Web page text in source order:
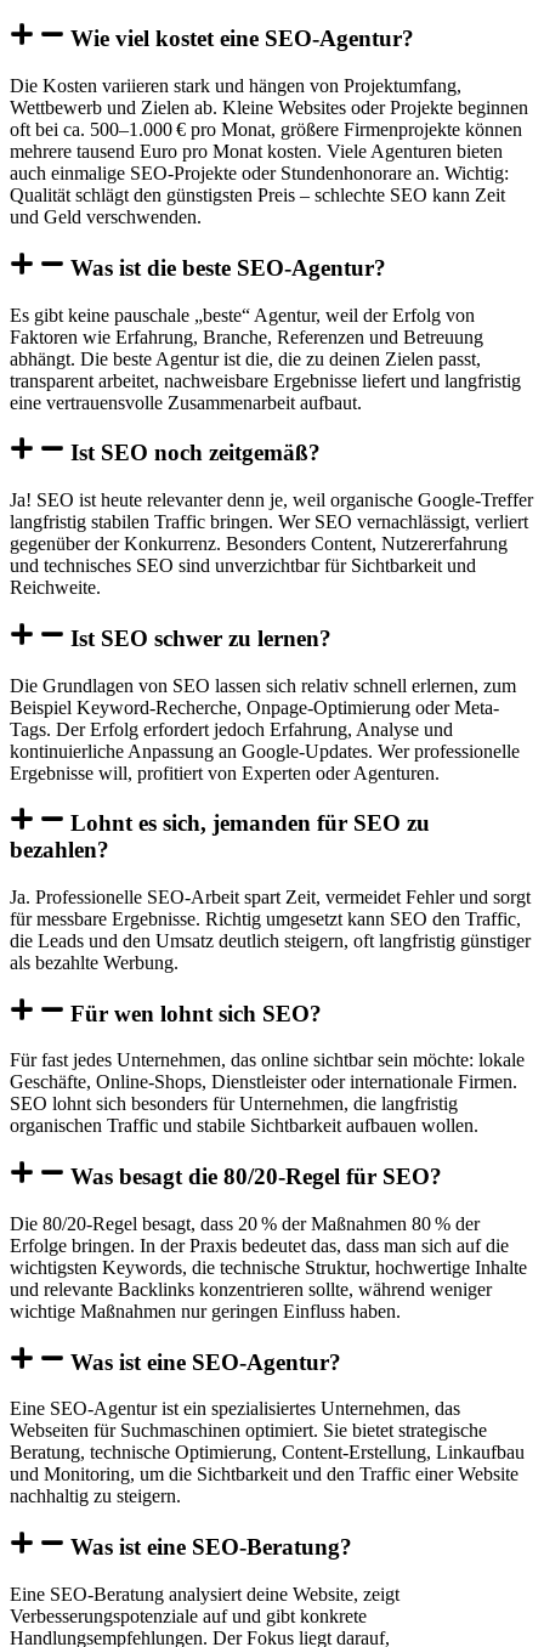
Wie viel kostet eine SEO-Agentur?
Die Kosten variieren stark und hängen von Projektumfang,
Wettbewerb und Zielen ab. Kleine Websites oder Projekte beginnen
oft bei ca. 500–1.000 € pro Monat, größere Firmenprojekte können
mehrere tausend Euro pro Monat kosten. Viele Agenturen bieten
auch einmalige SEO-Projekte oder Stundenhonorare an. Wichtig:
Qualität schlägt den günstigsten Preis – schlechte SEO kann Zeit
und Geld verschwenden.
Was ist die beste SEO-Agentur?
Es gibt keine pauschale „beste“ Agentur, weil der Erfolg von
Faktoren wie Erfahrung, Branche, Referenzen und Betreuung
abhängt. Die beste Agentur ist die, die zu deinen Zielen passt,
transparent arbeitet, nachweisbare Ergebnisse liefert und langfristig
eine vertrauensvolle Zusammenarbeit aufbaut.
Ist SEO noch zeitgemäß?
Ja! SEO ist heute relevanter denn je, weil organische Google-Treffer
langfristig stabilen Traffic bringen. Wer SEO vernachlässigt, verliert
gegenüber der Konkurrenz. Besonders Content, Nutzererfahrung
und technisches SEO sind unverzichtbar für Sichtbarkeit und
Reichweite.
Ist SEO schwer zu lernen?
Die Grundlagen von SEO lassen sich relativ schnell erlernen, zum
Beispiel Keyword-Recherche, Onpage-Optimierung oder Meta-
Tags. Der Erfolg erfordert jedoch Erfahrung, Analyse und
kontinuierliche Anpassung an Google-Updates. Wer professionelle
Ergebnisse will, profitiert von Experten oder Agenturen.
Lohnt es sich, jemanden für SEO zu
bezahlen?
Ja. Professionelle SEO-Arbeit spart Zeit, vermeidet Fehler und sorgt
für messbare Ergebnisse. Richtig umgesetzt kann SEO den Traffic,
die Leads und den Umsatz deutlich steigern, oft langfristig günstiger
als bezahlte Werbung.
Für wen lohnt sich SEO?
Für fast jedes Unternehmen, das online sichtbar sein möchte: lokale
Geschäfte, Online-Shops, Dienstleister oder internationale Firmen.
SEO lohnt sich besonders für Unternehmen, die langfristig
organischen Traffic und stabile Sichtbarkeit aufbauen wollen.
Was besagt die 80/20-Regel für SEO?
Die 80/20-Regel besagt, dass 20 % der Maßnahmen 80 % der
Erfolge bringen. In der Praxis bedeutet das, dass man sich auf die
wichtigsten Keywords, die technische Struktur, hochwertige Inhalte
und relevante Backlinks konzentrieren sollte, während weniger
wichtige Maßnahmen nur geringen Einfluss haben.
Was ist eine SEO-Agentur?
Eine SEO-Agentur ist ein spezialisiertes Unternehmen, das
Webseiten für Suchmaschinen optimiert. Sie bietet strategische
Beratung, technische Optimierung, Content-Erstellung, Linkaufbau
und Monitoring, um die Sichtbarkeit und den Traffic einer Website
nachhaltig zu steigern.
Was ist eine SEO-Beratung?
Eine SEO-Beratung analysiert deine Website, zeigt
Verbesserungspotenziale auf und gibt konkrete
Handlungsempfehlungen. Der Fokus liegt darauf,